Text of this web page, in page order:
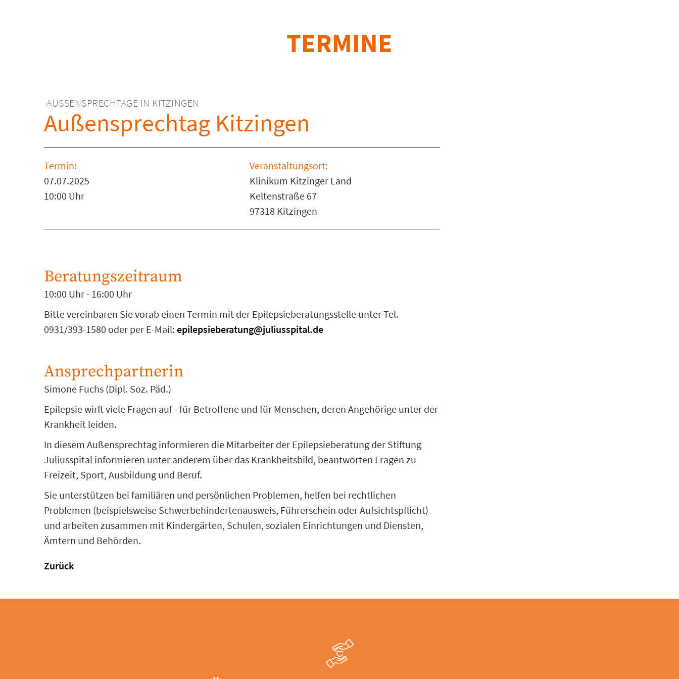
TERMINE
AUSSENSPRECHTAGE IN KITZINGEN
Außensprechtag Kitzingen
Termin:
07.07.2025
10:00 Uhr
Veranstaltungsort:
Klinikum Kitzinger Land
Keltenstraße 67
97318 Kitzingen
Beratungszeitraum
10:00 Uhr - 16:00 Uhr
Bitte vereinbaren Sie vorab einen Termin mit der Epilepsieberatungsstelle unter Tel.
0931/393-1580 oder per E-Mail: epilepsieberatung@juliusspital.de
Ansprechpartnerin
Simone Fuchs (Dipl. Soz. Päd.)
Epilepsie wirft viele Fragen auf - für Betroffene und für Menschen, deren Angehörige unter der
Krankheit leiden.
In diesem Außensprechtag informieren die Mitarbeiter der Epilepsieberatung der Stiftung
Juliusspital informieren unter anderem über das Krankheitsbild, beantworten Fragen zu
Freizeit, Sport, Ausbildung und Beruf.
Sie unterstützen bei familiären und persönlichen Problemen, helfen bei rechtlichen
Problemen (beispielsweise Schwerbehindertenausweis, Führerschein oder Aufsichtspflicht)
und arbeiten zusammen mit Kindergärten, Schulen, sozialen Einrichtungen und Diensten,
Ämtern und Behörden.
Zurück